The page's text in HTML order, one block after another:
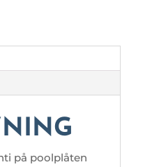
på poolplåten